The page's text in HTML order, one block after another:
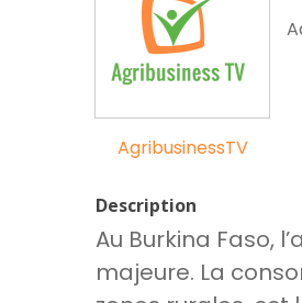
AgribusinessTV
Description
Au Burkina Faso,
majeure. La